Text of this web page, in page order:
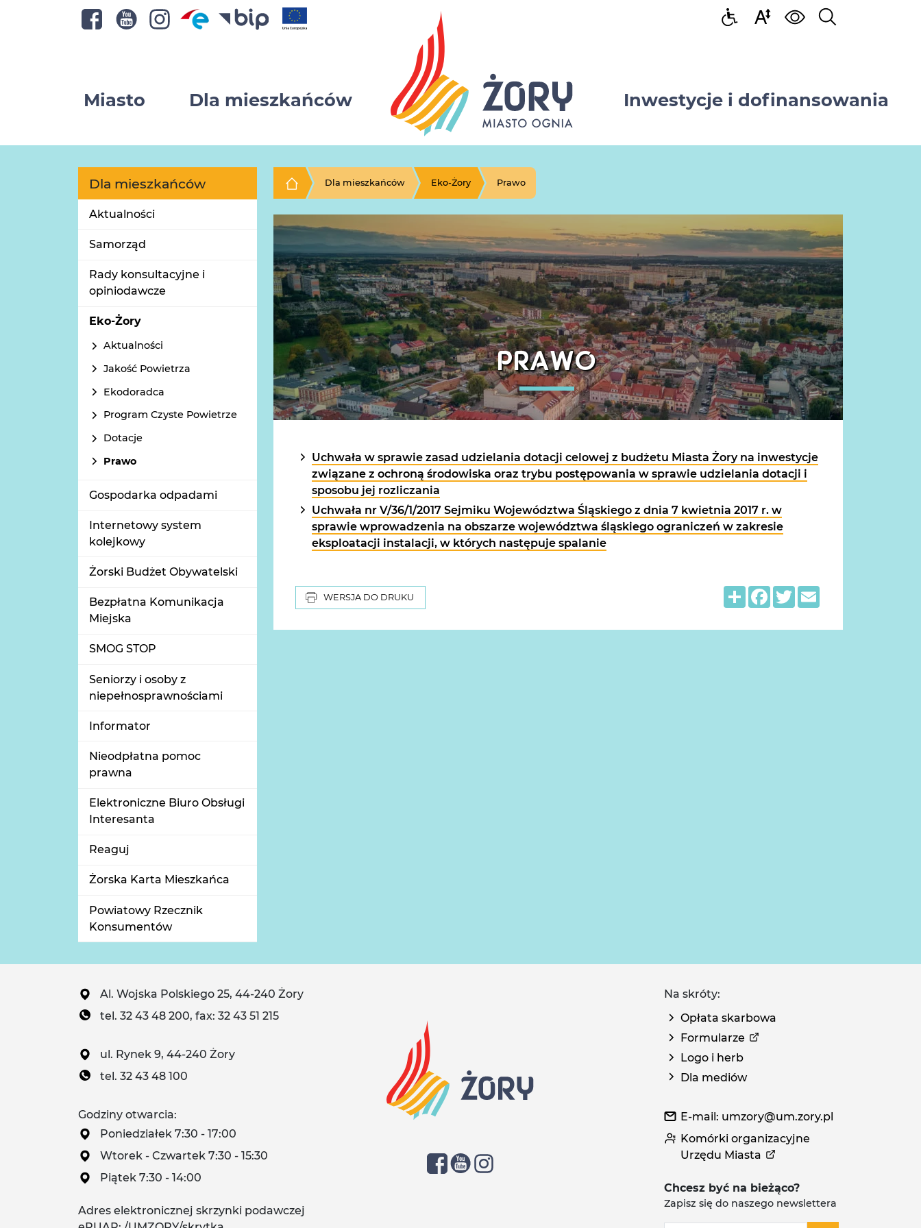
Miasto Dla mieszkańców Inwestycje i dofinansowania
Dla mieszkańców
Aktualności
Samorząd
Rady konsultacyjne i
opiniodawcze
Eko-Żory
Aktualności
Jakość Powietrza
Ekodoradca
Program Czyste Powietrze
Dotacje
Prawo
Gospodarka odpadami
Internetowy system
kolejkowy
Żorski Budżet Obywatelski
Bezpłatna Komunikacja
Miejska
SMOG STOP
Seniorzy i osoby z
niepełnosprawnościami
Informator
Nieodpłatna pomoc
prawna
Elektroniczne Biuro Obsługi
Interesanta
Reaguj
Żorska Karta Mieszkańca
Powiatowy Rzecznik
Konsumentów
Dla mieszkańców Eko-Żory Prawo
PRAWO
Uchwała w sprawie zasad udzielania dotacji celowej z budżetu Miasta Żory na inwestycje
związane z ochroną środowiska oraz trybu postępowania w sprawie udzielania dotacji i
sposobu jej rozliczania
Uchwała nr V/36/1/2017 Sejmiku Województwa Śląskiego z dnia 7 kwietnia 2017 r. w
sprawie wprowadzenia na obszarze województwa śląskiego ograniczeń w zakresie
eksploatacji instalacji, w których następuje spalanie
WERSJA DO DRUKU ShareFacebook
Twitter
Al. Wojska Polskiego 25, 44-240 Żory
tel. 32 43 48 200, fax: 32 43 51 215
ul. Rynek 9, 44-240 Żory
tel. 32 43 48 100
Godziny otwarcia:
Poniedziałek 7:30 - 17:00
Wtorek - Czwartek 7:30 - 15:30
Piątek 7:30 - 14:00
Adres elektronicznej skrzynki podawczej
Na skróty:
Opłata skarbowa
Formularze
Logo i herb
Dla mediów
E-mail: umzory@um.zory.pl
Komórki organizacyjne
Urzędu Miasta
Chcesz być na bieżąco?
Zapisz się do naszego newslettera